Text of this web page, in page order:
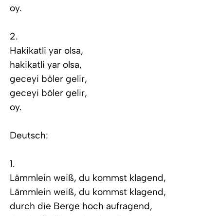
oy.
2.
Hakikatli yar olsa,
hakikatli yar olsa,
geceyi böler gelir,
geceyi böler gelir,
oy.
Deutsch:
1.
Lämmlein weiß, du kommst klagend,
Lämmlein weiß, du kommst klagend,
durch die Berge hoch aufragend,